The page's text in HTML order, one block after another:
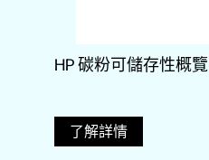
HP 碳粉可儲存性概覽
了解詳情